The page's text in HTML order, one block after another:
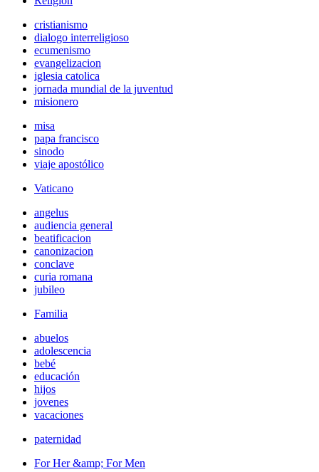
cristianismo
dialogo interreligioso
ecumenismo
evangelizacion
iglesia catolica
jornada mundial de la juventud
misionero
misa
papa francisco
sinodo
viaje apostólico
Vaticano
angelus
audiencia general
beatificacion
canonizacion
conclave
curia romana
jubileo
Familia
abuelos
adolescencia
bebé
educación
hijos
jovenes
vacaciones
paternidad
For Her &amp; For Men